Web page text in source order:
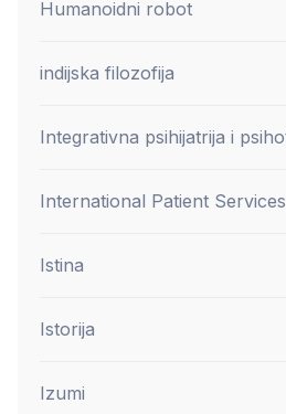
Humanoidni robot
indijska filozofija
Integrativna psihijatrija i
International Patient Services
Istina
Istorija
Izumi